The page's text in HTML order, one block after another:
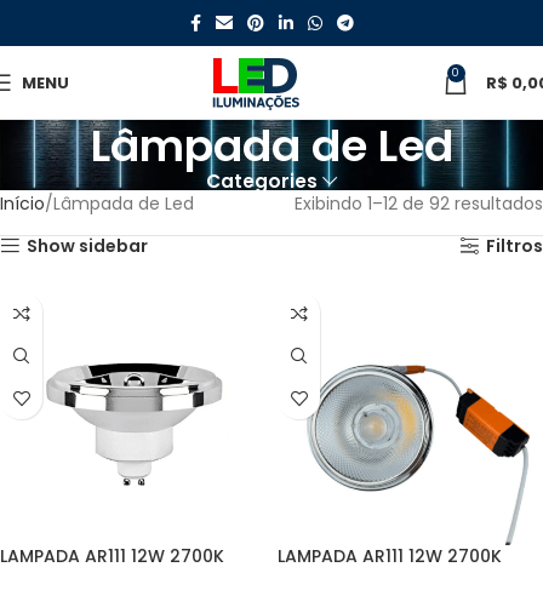
MENU 0 R$
Lâmpada de Led
Categories
Início Lâmpada de Led
Exibindo 1–12 de 92 resultados
Show sidebar
Filtros
LAMPADA AR111 12W 2700K
LAMPADA AR111 12W 2700K